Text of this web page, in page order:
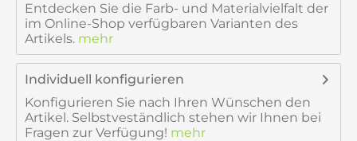
Entdecken Sie die Farb- und Materialvielfalt der
im Online-Shop verfügbaren Varianten des
Artikels. mehr
Individuell konfigurieren
Konfigurieren Sie nach Ihren Wünschen den
Artikel. Selbstveständlich stehen wir Ihnen bei
Fragen zur Verfügung! mehr